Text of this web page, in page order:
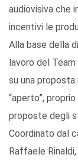
audiovisiva che
incentivi le
Alla base della
lavoro del
su una
“aperto”,
proposte degli
Coordinato dal
Raffaele